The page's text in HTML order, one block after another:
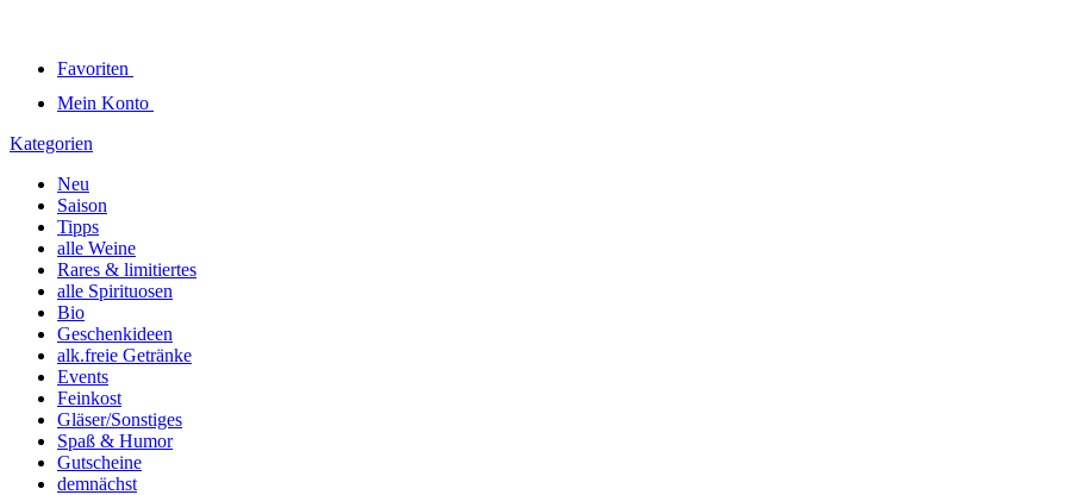
Favoriten
Mein Konto
Kategorien
Neu
Saison
Tipps
alle Weine
Rares & limitiertes
alle Spirituosen
Bio
Geschenkideen
alk.freie Getränke
Events
Feinkost
Gläser/Sonstiges
Spaß & Humor
Gutscheine
demnächst